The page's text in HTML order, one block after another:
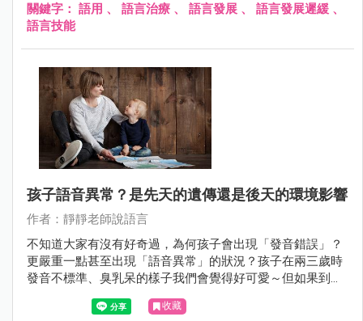
關鍵字： 語用 、 語言治療 、 語言發展 、 語言發展遲緩 、
語言技能
孩子語音異常？是先天的遺傳還是後天的環境影響
作者：靜靜老師說語言
不知道大家有沒有好奇過，為何孩子會出現「發音錯誤」？
更嚴重一點甚至出現「語音異常」的狀況？孩子在兩三歲時
發音不標準、臭乳呆的樣子我們會覺得好可愛～但如果到了
三歲、四歲甚至幼稚園中班、大班的時候，都還是發不清楚
這些日常生活中常被使用的語音，那就會開始擔心要不要帶
收藏